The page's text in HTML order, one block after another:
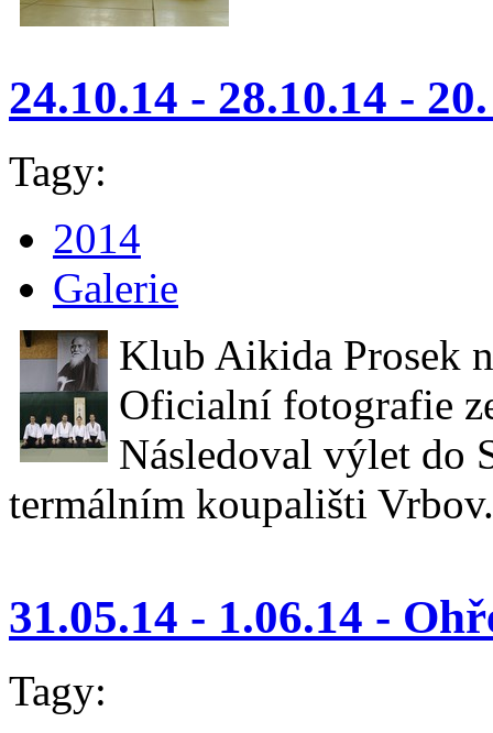
24.10.14 - 28.10.14 -
Tagy:
2014
Galerie
Klub Aikida Prosek
Oficialní fotografie
Následoval výlet do
termálním koupališti Vrbov.
31.05.14 - 1.06.14 -
Tagy: